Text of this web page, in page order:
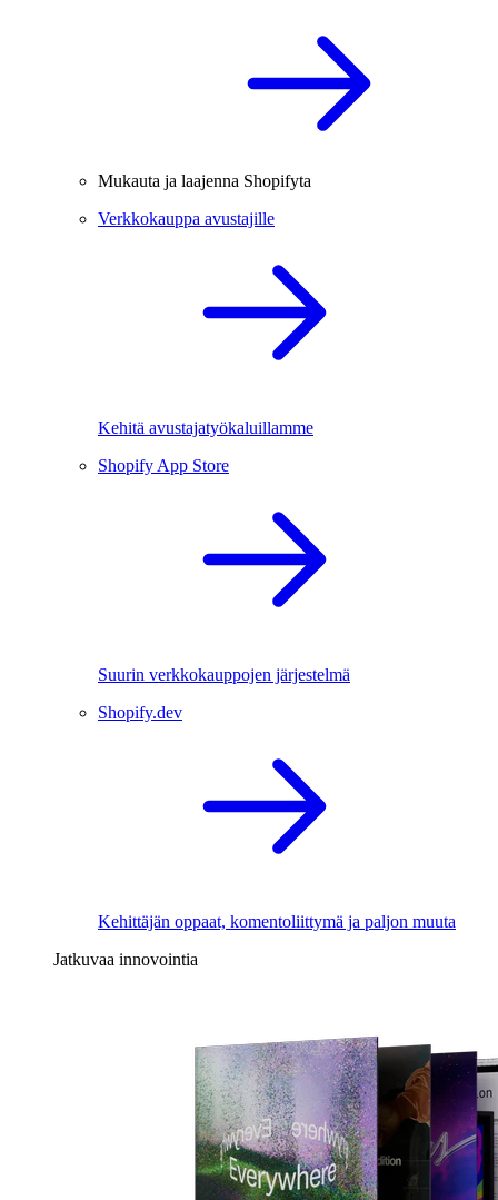
Mukauta ja laajenna Shopifyta
Verkkokauppa avustajille
Kehitä avustajatyökaluillamme
Shopify App Store
Suurin verkkokauppojen järjestelmä
Shopify.dev
Kehittäjän oppaat, komentoliittymä ja paljon muuta
Jatkuvaa innovointia